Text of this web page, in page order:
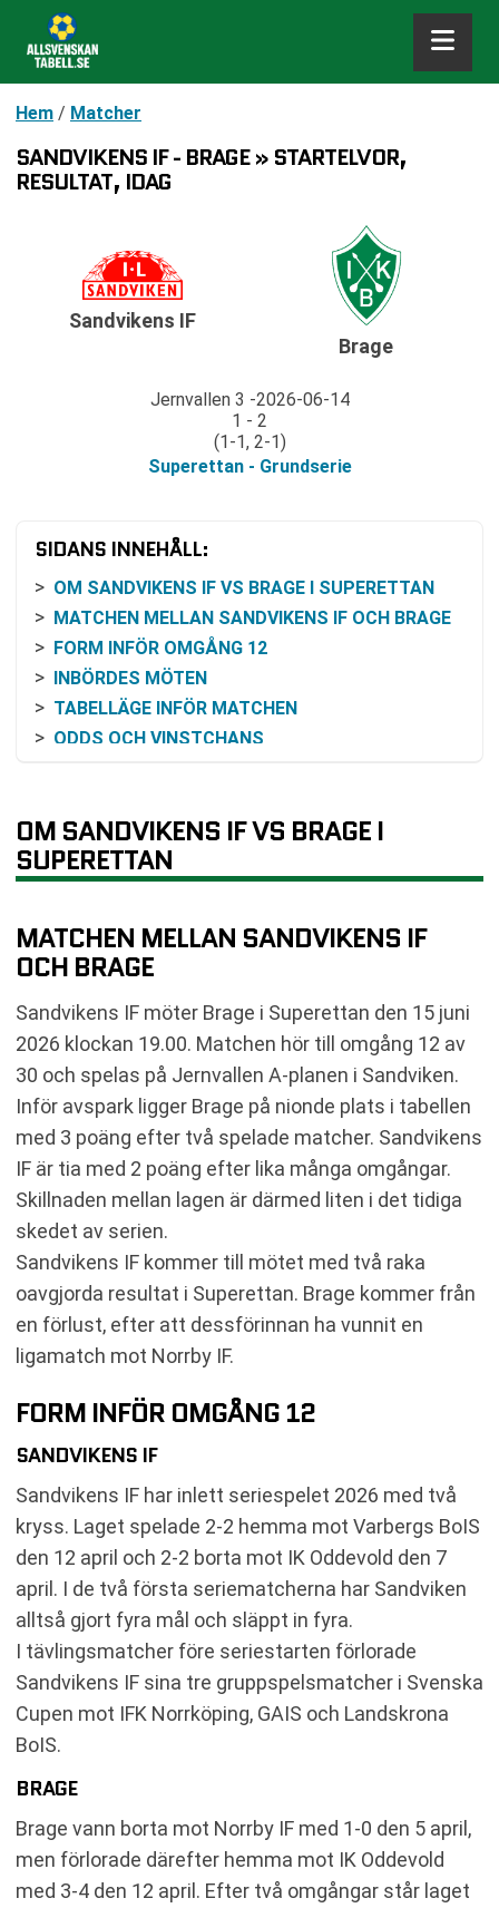
Hem / Matcher
SANDVIKENS IF - BRAGE » STARTELVOR,
RESULTAT, IDAG
Sandvikens IF
Jernvallen 3
2026-06-14
1 - 2
(1-1, 2-1)
Superettan - Grundserie
Brage
SIDANS INNEHÅLL:
OM SANDVIKENS IF VS BRAGE I SUPERETTAN
MATCHEN MELLAN SANDVIKENS IF OCH BRAGE
FORM INFÖR OMGÅNG 12
INBÖRDES MÖTEN
TABELLÄGE INFÖR MATCHEN
ODDS OCH VINSTCHANS
HISTORIK SOM GER EXTRA INTRESSE
VANLIGA FRÅGOR OM SANDVIKENS IF VS BRAGE
RESULTAT INBÖRDES MÖTEN
TABELL
KOMMANDE MATCHER SANDVIKENS IF
KOMMANDE MATCHER BRAGE
RELATERADE NYHETER
OM SANDVIKENS IF VS BRAGE I
SUPERETTAN
MATCHEN MELLAN SANDVIKENS IF
OCH BRAGE
Sandvikens IF möter Brage i Superettan den 15 juni
2026 klockan 19.00. Matchen hör till omgång 12 av
30 och spelas på Jernvallen A-planen i Sandviken.
Inför avspark ligger Brage på nionde plats i tabellen
med 3 poäng efter två spelade matcher. Sandvikens
IF är tia med 2 poäng efter lika många omgångar.
Skillnaden mellan lagen är därmed liten i det tidiga
skedet av serien.
Sandvikens IF kommer till mötet med två raka
oavgjorda resultat i Superettan. Brage kommer från
en förlust, efter att dessförinnan ha vunnit en
ligamatch mot Norrby IF.
FORM INFÖR OMGÅNG 12
SANDVIKENS IF
Sandvikens IF har inlett seriespelet 2026 med två
kryss. Laget spelade 2-2 hemma mot Varbergs BoIS
den 12 april och 2-2 borta mot IK Oddevold den 7
april. I de två första seriematcherna har Sandviken
alltså gjort fyra mål och släppt in fyra.
I tävlingsmatcher före seriestarten förlorade
Sandvikens IF sina tre gruppspelsmatcher i Svenska
Cupen mot IFK Norrköping, GAIS och Landskrona
BoIS.
BRAGE
Brage vann borta mot Norrby IF med 1-0 den 5 april,
men förlorade därefter hemma mot IK Oddevold
med 3-4 den 12 april. Efter två omgångar står laget